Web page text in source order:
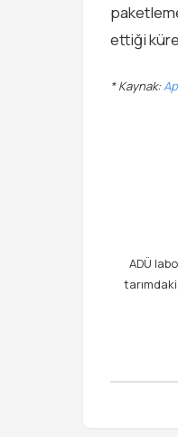
ettiği
* Kaynak:
ADÜ